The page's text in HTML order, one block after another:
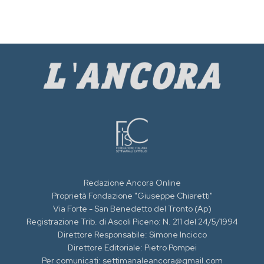
Redazione Ancora Online
Proprietà Fondazione "Giuseppe Chiaretti"
Via Forte - San Benedetto del Tronto (Ap)
Registrazione Trib. di Ascoli Piceno: N. 211 del 24/5/1994
Direttore Responsabile: Simone Incicco
Direttore Editoriale: Pietro Pompei
Per comunicati: settimanaleancora@gmail.com